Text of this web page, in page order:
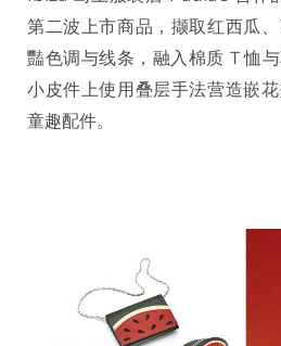
第二波上市商品，撷取红西瓜
豔色调与线条，融入棉质 T 恤
小皮件上使用叠层手法营造嵌
童趣配件。